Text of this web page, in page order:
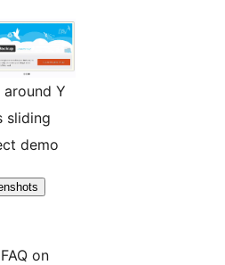
around Y
sliding
demo
on